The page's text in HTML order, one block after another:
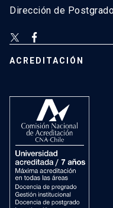
Dirección de
ACREDITACIÓN